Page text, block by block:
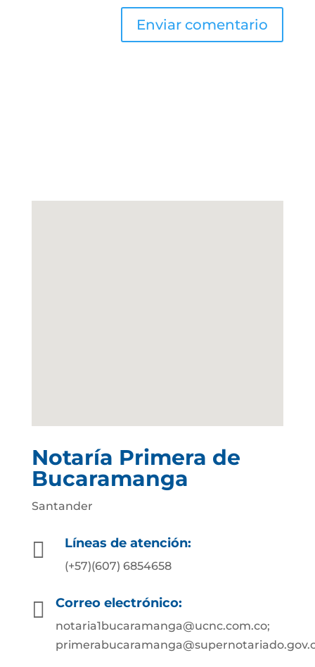
Notaría Primera de
Bucaramanga
Santander
 Líneas de atención:
(+57)(607) 6854658
 Correo electrónico:
notaria1bucaramanga@ucnc.com.co;